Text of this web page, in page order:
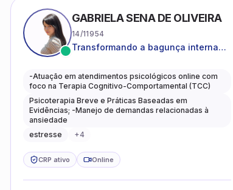
GABRIELA SENA DE OLIVEIRA
14/11954
Transformando a bagunça interna
leveza e caminhos mais gentis para
se viver.
-Atuação em atendimentos psicológicos online com
foco na Terapia Cognitivo-Comportamental (TCC)
Psicoterapia Breve e Práticas Baseadas em
Evidências; -Manejo de demandas relacionadas à
ansiedade
estresse
+4
CRP ativo Online